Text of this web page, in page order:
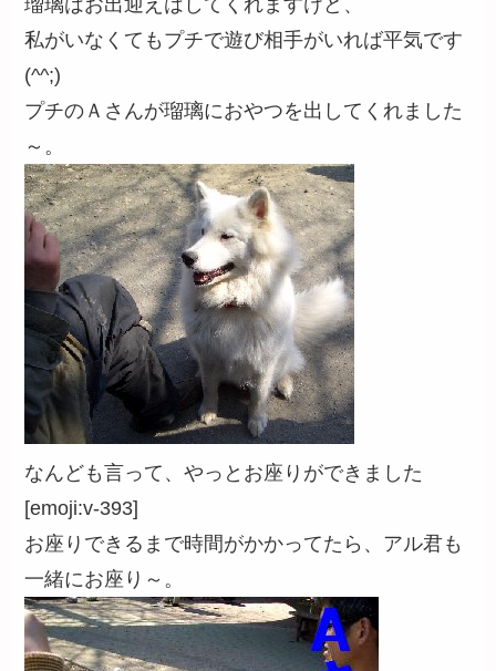
瑠璃はお出迎えはしてくれますけど、
私がいなくてもプチで遊び相手がいれば平気です
(^^;)
プチのＡさんが瑠璃におやつを出してくれました
～。
なんども言って、やっとお座りができました
[emoji:v-393]
お座りできるまで時間がかかってたら、アル君も
一緒にお座り～。